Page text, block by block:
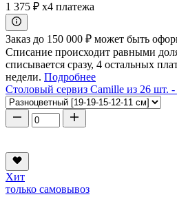
1 375 ₽ x4 платежа
Заказ до 150 000 ₽ может быть
Списание происходит равными
списывается сразу, 4 остальных
недели. Подробнее
Столовый сервиз Camille из 26 шт.
Хит
только самовывоз